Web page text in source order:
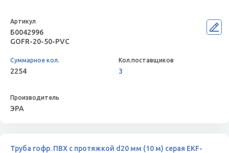
Б0042996
GOFR-20-50-PVС
2254 3
ЭРА
Труба гофр. ПВХ с протяжкой d20 мм (10 м) серая EKF-